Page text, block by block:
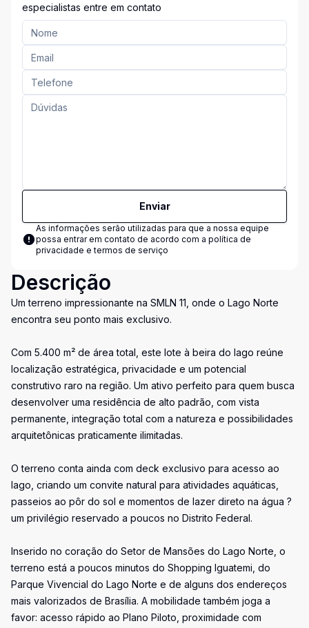
especialistas entre em contato
Enviar
As informações serão utilizadas para que a nossa equipe
possa entrar em contato de acordo com a política de
privacidade e termos de serviço
Descrição
Um terreno impressionante na SMLN 11, onde o Lago Norte
encontra seu ponto mais exclusivo.
Com 5.400 m² de área total, este lote à beira do lago reúne
localização estratégica, privacidade e um potencial
construtivo raro na região. Um ativo perfeito para quem busca
desenvolver uma residência de alto padrão, com vista
permanente, integração total com a natureza e possibilidades
arquitetônicas praticamente ilimitadas.
O terreno conta ainda com deck exclusivo para acesso ao
lago, criando um convite natural para atividades aquáticas,
passeios ao pôr do sol e momentos de lazer direto na água ?
um privilégio reservado a poucos no Distrito Federal.
Inserido no coração do Setor de Mansões do Lago Norte, o
terreno está a poucos minutos do Shopping Iguatemi, do
Parque Vivencial do Lago Norte e de alguns dos endereços
mais valorizados de Brasília. A mobilidade também joga a
favor: acesso rápido ao Plano Piloto, proximidade com